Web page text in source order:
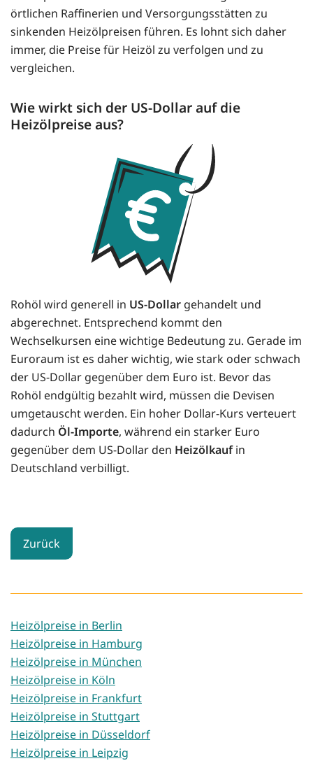
örtlichen Raffinerien und Versorgungsstätten zu
sinkenden Heizölpreisen führen. Es lohnt sich daher
immer, die Preise für Heizöl zu verfolgen und zu
vergleichen.
Wie wirkt sich der US-Dollar auf die
Heizölpreise aus?
Rohöl wird generell in US-Dollar gehandelt und
abgerechnet. Entsprechend kommt den
Wechselkursen eine wichtige Bedeutung zu. Gerade im
Euroraum ist es daher wichtig, wie stark oder schwach
der US-Dollar gegenüber dem Euro ist. Bevor das
Rohöl endgültig bezahlt wird, müssen die Devisen
umgetauscht werden. Ein hoher Dollar-Kurs verteuert
dadurch Öl-Importe, während ein starker Euro
gegenüber dem US-Dollar den Heizölkaufin
Deutschland verbilligt.
Zurück
Heizölpreise in Berlin
Heizölpreise in Hamburg
Heizölpreise in München
Heizölpreise in Köln
Heizölpreise in Frankfurt
Heizölpreise in Stuttgart
Heizölpreise in Düsseldorf
Heizölpreise in Leipzig